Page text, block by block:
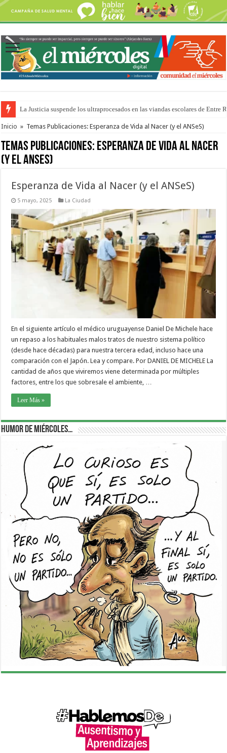
La Justicia suspende los ultraprocesados en las viandas escolares de Entre
Se presentará la obra “La Runfla de los Macanos”
Inicio » Temas Publicaciones: Esperanza de Vida al Nacer (y el ANSeS)
Temas Publicaciones: Esperanza de Vida al Nacer
(y el ANSeS)
Esperanza de Vida al Nacer (y el ANSeS)
5 mayo, 2025 La Ciudad
En el siguiente artículo el médico uruguayense Daniel De Michele hace
un repaso a los habituales malos tratos de nuestro sistema político
(desde hace décadas) para nuestra tercera edad, incluso hace una
comparación con el Japón. Lea y compare. Por DANIEL DE MICHELE La
cantidad de años que viviremos viene determinada por múltiples
factores, entre los que sobresale el ambiente, …
Leer Más »
Humor de Miércoles…